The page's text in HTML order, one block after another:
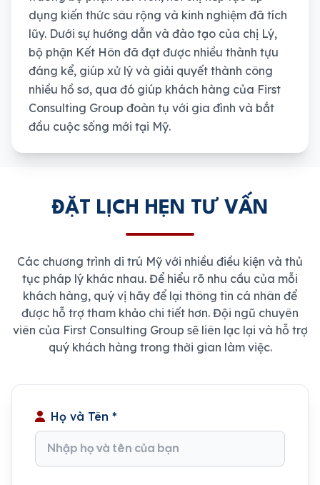
dụng kiến thức sâu rộng và kinh nghiệm đã tích
lũy. Dưới sự hướng dẫn và đào tạo của chị Lý,
bộ phận Kết Hôn đã đạt được nhiều thành tựu
đáng kể, giúp xử lý và giải quyết thành công
nhiều hồ sơ, qua đó giúp khách hàng của First
Consulting Group đoàn tụ với gia đình và bắt
đầu cuộc sống mới tại Mỹ.
ĐẶT LỊCH HẸN TƯ VẤN
Các chương trình di trú Mỹ với nhiều điều kiện và thủ
tục pháp lý khác nhau. Để hiểu rõ nhu cầu của mỗi
khách hàng, quý vị hãy để lại thông tin cá nhân để
được hỗ trợ tham khảo chi tiết hơn. Đội ngũ chuyên
viên của First Consulting Group sẽ liên lạc lại và hỗ trợ
quý khách hàng trong thời gian làm việc.
Họ và Tên *